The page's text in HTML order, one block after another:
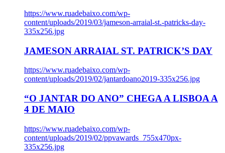
https://www.ruadebaixo.com/wp-
content/uploads/2019/03/jameson-arraial-st.-patricks-day-
335x256.jpg
JAMESON ARRAIAL ST. PATRICK’S DAY
https://www.ruadebaixo.com/wp-
content/uploads/2019/02/jantardoano2019-335x256.jpg
“O JANTAR DO ANO” CHEGA A LISBOA A
4 DE MAIO
https://www.ruadebaixo.com/wp-
content/uploads/2019/02/ppvawards_755x470px-
335x256.jpg